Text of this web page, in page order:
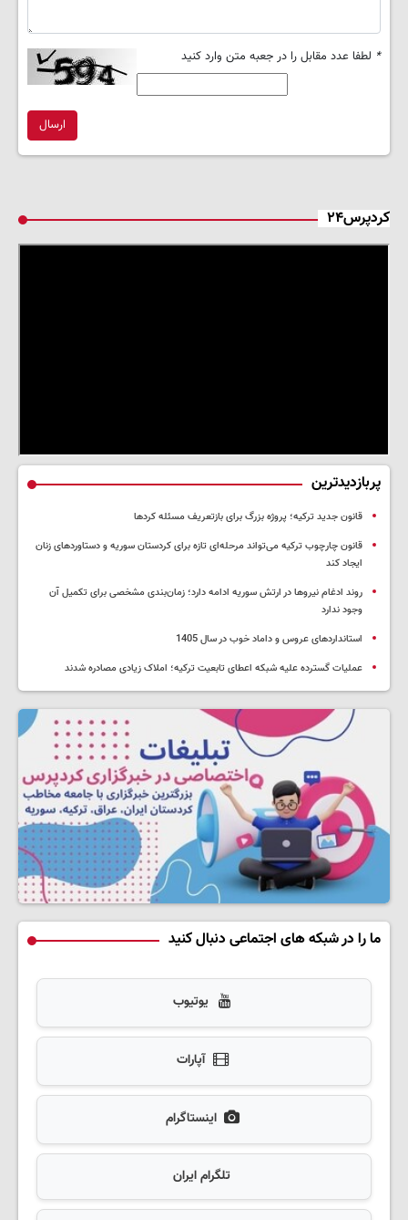
* لطفا عدد مقابل را در جعبه متن وارد کنید
ارسال
کردپرس۲۴
پربازدیدترین
قانون جدید ترکیه؛ پروژه بزرگ‌ برای بازتعریف مسئله کردها
قانون چارچوب ترکیه می‌تواند مرحله‌ای تازه برای کردستان سوریه و دستاوردهای زنان
ایجاد کند
روند ادغام نیروها در ارتش سوریه ادامه دارد؛ زمان‌بندی مشخصی برای تکمیل آن
وجود ندارد
استانداردهای عروس و داماد خوب در سال 1405
عملیات گسترده علیه شبکه اعطای تابعیت ترکیه؛ املاک زیادی مصادره شدند
ما را در شبکه های اجتماعی دنبال کنید
یوتیوب
آپارات
اینستاگرام
تلگرام ایران